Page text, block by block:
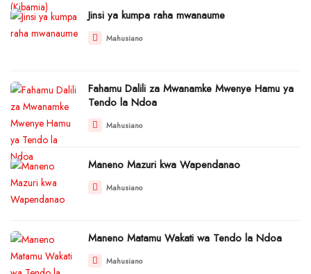
Jinsi ya kumpa raha mwanaume
Mahusiano
Fahamu Dalili za Mwanamke Mwenye Hamu ya
Tendo la Ndoa
Mahusiano
Maneno Mazuri kwa Wapendanao
Mahusiano
Maneno Matamu Wakati wa Tendo la Ndoa
Mahusiano